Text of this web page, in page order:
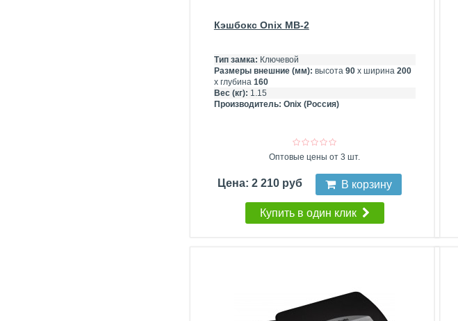
Кэшбокс Onix MB-2
Тип замка: Ключевой
Размеры внешние (мм): высота 90х ширина 200
х глубина 160
Вес (кг): 1.15
Производитель: Onix (Россия)
Оптовые цены от 3 шт.
Цена: 2 210 руб В корзину
Купить в один клик